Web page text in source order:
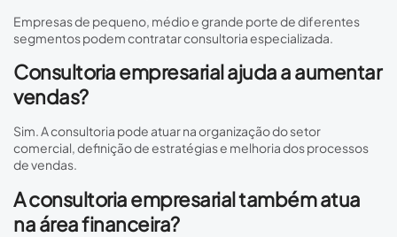
Empresas de pequeno, médio e grande porte de diferentes
segmentos podem contratar consultoria especializada.
Consultoria empresarial ajuda a aumentar
vendas?
Sim. A consultoria pode atuar na organização do setor
comercial, definição de estratégias e melhoria dos processos
de vendas.
A consultoria empresarial também atua
na área financeira?